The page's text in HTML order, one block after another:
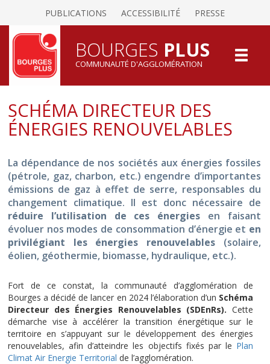
PUBLICATIONS ACCESSIBILITÉ PRESSE
BOURGES PLUS
COMMUNAUTÉ D'AGGLOMÉRATION
SCHÉMA DIRECTEUR DES
ÉNERGIES RENOUVELABLES
La dépendance de nos sociétés aux énergies fossiles
(pétrole, gaz, charbon, etc.) engendre d’importantes
émissions de gaz à effet de serre, responsables du
changement climatique. Il est donc nécessaire de
réduire l’utilisation de ces énergies en faisant
évoluer nos modes de consommation d’énergie et en
privilégiant les énergies renouvelables (solaire,
éolien, géothermie, biomasse, hydraulique, etc.).
Fort de ce constat, la communauté d’agglomération de
Bourges a décidé de lancer en 2024 l’élaboration d’un Schéma
Directeur des Énergies Renouvelables (SDEnRs).Cette
démarche vise à accélérer la transition énergétique sur le
territoire en s’appuyant sur le développement des énergies
renouvelables, afin d’atteindre les objectifs fixés par le Plan
Climat Air Energie Territorial de l’agglomération.